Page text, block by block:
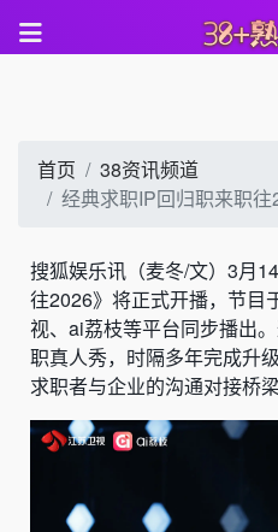
首页
38资讯频道
经典求职IP回归职来职
搜狐娱乐讯（麦冬/文）3月
往2026》将正式开播，节目
视、ai荔枝等平台同步播出
职真人秀，时隔多年完成升
求职者与企业的沟通对接桥梁